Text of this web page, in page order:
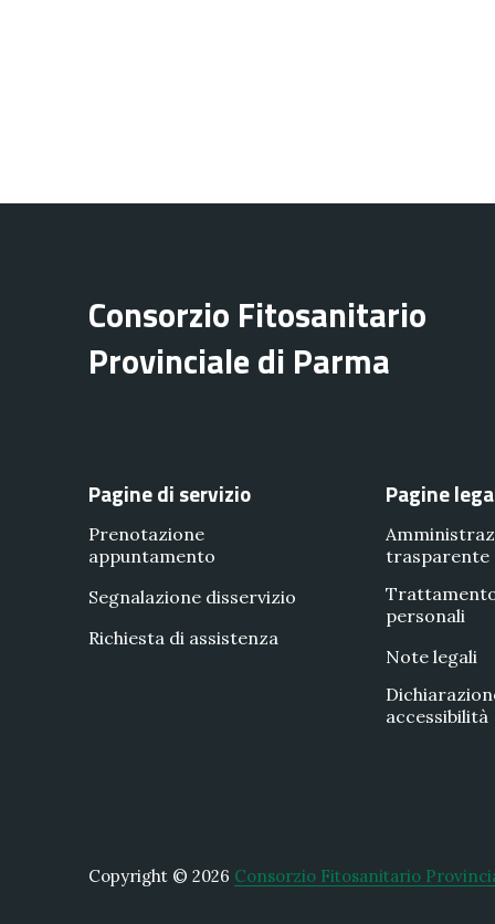
Consorzio Fitosanitario
Provinciale di Parma
Pagine di servizio
Prenotazione
appuntamento
Segnalazione disservizio
Richiesta di assistenza
Pagine
trasparente
personali
Note legali
accessibilità
Copyright © 2026 Consorzio Fitosanitario